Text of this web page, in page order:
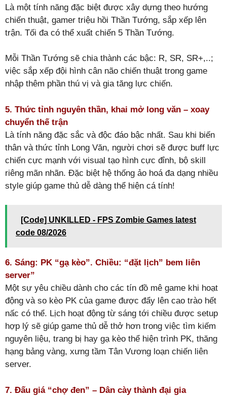
Là một tính năng đặc biệt được xây dựng theo hướng
chiến thuật, gamer triệu hồi Thần Tướng, sắp xếp lên
trận. Tối đa có thể xuất chiến 5 Thần Tướng.
Mỗi Thần Tướng sẽ chia thành các bậc: R, SR, SR+,..;
việc sắp xếp đội hình cân não chiến thuật trong game
nhập thêm phần thú vị và gia tăng lực chiến.
5. Thức tỉnh nguyên thần, khai mở long văn – xoay
chuyển thế trận
Là tính năng đặc sắc và độc đáo bậc nhất. Sau khi biến
thân và thức tỉnh Long Văn, người chơi sẽ được buff lực
chiến cực mạnh với visual tạo hình cực đỉnh, bộ skill
riêng mãn nhãn. Đặc biệt hệ thống ảo hoá đa dạng nhiều
style giúp game thủ dễ dàng thể hiện cá tính!
[Code] UNKILLED - FPS Zombie Games latest
code 08/2026
6. Sáng: PK “gạ kèo”. Chiều: “đặt lịch” bem liên
server”
Một sự yêu chiều dành cho các tín đồ mê game khi hoạt
động và so kèo PK của game được đẩy lên cao trào hết
nấc có thể. Lịch hoạt động từ sáng tới chiều được setup
hợp lý sẽ giúp game thủ dễ thở hơn trong việc tìm kiếm
nguyên liệu, trang bị hay gạ kèo thể hiện trình PK, thăng
hạng bảng vàng, xưng tầm Tân Vương loạn chiến liên
server.
7. Đấu giá “chợ đen” – Dân cày thành đại gia